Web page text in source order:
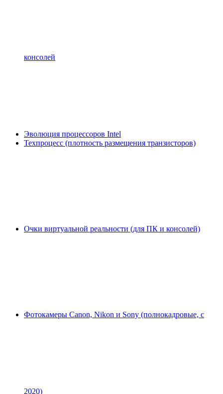
консолей
Эволюция процессоров Intel
Техпроцесс (плотность размещения транзисторов)
Очки виртуальной реальности (для ПК и консолей)
Фотокамеры Canon, Nikon и Sony (полнокадровые, с
2020)